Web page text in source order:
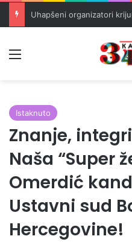
Istaknuto
Znanje,
Naša “Super
Omerdić
Ustavni sud
Hercegovine!